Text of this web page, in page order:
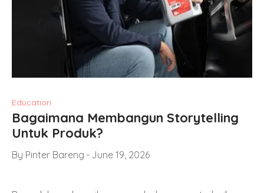
Education
Bagaimana Membangun Storytelling
Untuk Produk?
By Pinter Bareng June 19, 2026